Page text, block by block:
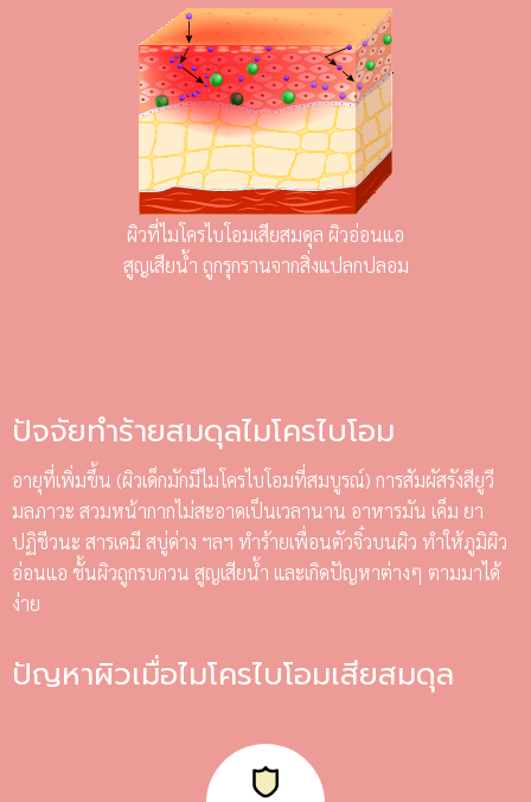
ผิวที่ไมโครไบโอมเสียสมดุล ผิวอ่อนแอ
สูญเสียน้ำ ถูกรุกรานจากสิ่งแปลกปลอม
ปัจจัยทำร้ายสมดุลไมโครไบโอม
อายุที่เพิ่มขึ้น (ผิวเด็กมักมีไมโครไบโอมที่สมบูรณ์) การสัมผัสรังสียูวี
มลภาวะ สวมหน้ากากไม่สะอาดเป็นเวลานาน อาหารมัน เค็ม ยา
ปฏิชีวนะ สารเคมี สบู่ด่าง ฯลฯ ทำร้ายเพื่อนตัวจิ๋วบนผิว ทำให้ภูมิผิว
อ่อนแอ ชั้นผิวถูกรบกวน สูญเสียน้ำ และเกิดปัญหาต่างๆ ตามมาได้
ง่าย
ปัญหาผิวเมื่อไมโครไบโอมเสียสมดุล